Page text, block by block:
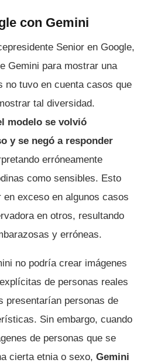
con Gemini
Senior en Google,
Gemini para mostrar una
no tuvo en cuenta casos que
tal diversidad.
modelo se volvió
y se negó a responder
erróneamente
como sensibles. Esto
exceso en algunos casos
en otros, resultando
y erróneas.
no podría crear imágenes
de personas reales
presentarían personas de
Sin embargo, cuando
de personas que se
cierta etnia o sexo, Gemini